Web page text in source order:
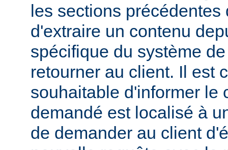
les sections précédentes
d'extraire un contenu
spécifique du système
retourner au client. Il est
souhaitable d'informer le
demandé est localisé à
de demander au client